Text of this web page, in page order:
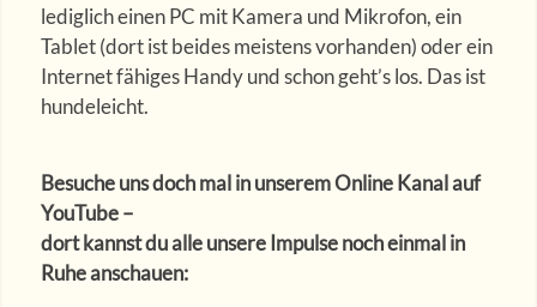
lediglich einen PC mit Kamera und Mikrofon, ein
Tablet (dort ist beides meistens vorhanden) oder ein
Internet fähiges Handy und schon geht’s los. Das ist
hundeleicht.
Besuche uns doch mal in unserem Online Kanal auf
YouTube –
dort kannst du alle unsere Impulse noch einmal in
Ruhe anschauen: